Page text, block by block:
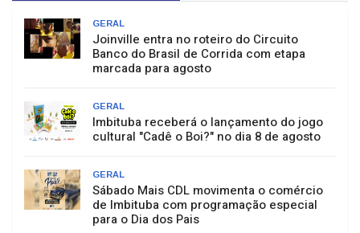
GERAL
Joinville entra no roteiro do Circuito
Banco do Brasil de Corrida com etapa
marcada para agosto
GERAL
Imbituba receberá o lançamento do jogo
cultural "Cadê o Boi?" no dia 8 de agosto
GERAL
Sábado Mais CDL movimenta o comércio
de Imbituba com programação especial
para o Dia dos Pais